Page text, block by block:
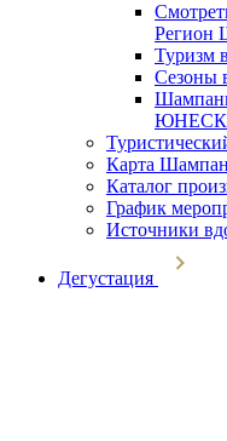
Регион
Туризм
Сезоны
Карта
Каталог
График
Источники
Дегустация